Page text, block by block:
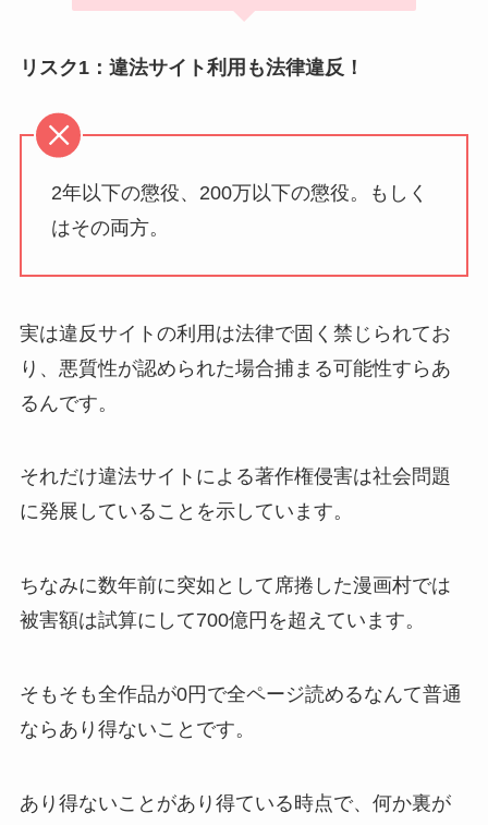
リスク1：違法サイト利用も法律違反！
2年以下の懲役、200万以下の懲役。もしく
はその両方。
実は違反サイトの利用は法律で固く禁じられてお
り、悪質性が認められた場合捕まる可能性すらあ
るんです。
それだけ違法サイトによる著作権侵害は社会問題
に発展していることを示しています。
ちなみに数年前に突如として席捲した漫画村では
被害額は試算にして700億円を超えています。
そもそも全作品が0円で全ページ読めるなんて普通
ならあり得ないことです。
あり得ないことがあり得ている時点で、何か裏が